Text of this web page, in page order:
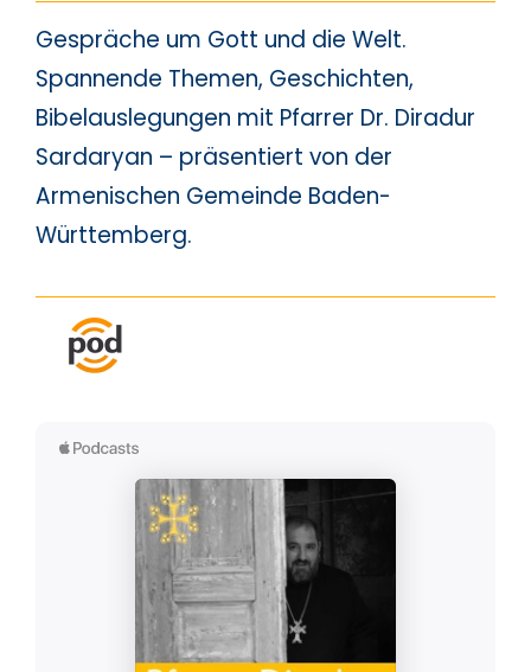
Gespräche um Gott und die Welt.
Spannende Themen, Geschichten,
Bibelauslegungen mit Pfarrer Dr. Diradur
Sardaryan – präsentiert von der
Armenischen Gemeinde Baden-
Württemberg.